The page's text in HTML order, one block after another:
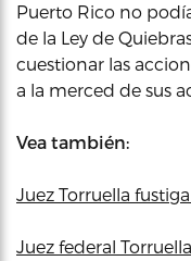
Puerto Rico no
de la Ley de
cuestionar las
a la merced de sus
Vea también:
Juez Torruella
Juez federal